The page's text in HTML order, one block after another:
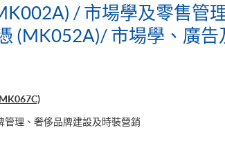
/ 市場學及零售管
(MK052A)/ 市場學、廣告
管理、奢侈品牌建設及時裝營銷